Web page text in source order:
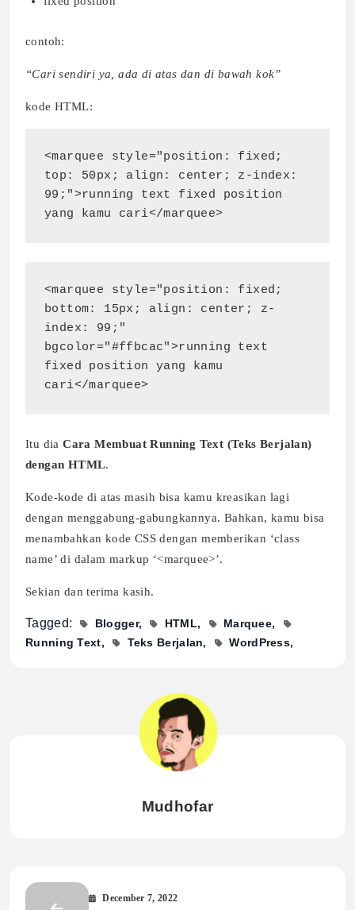
contoh:
“Cari sendiri ya, ada di atas dan di bawah kok”
kode HTML:
<marquee style="position: fixed;
top: 50px; align: center; z-index:
99;">running text fixed position
yang kamu cari</marquee>
<marquee style="position: fixed;
bottom: 15px; align: center; z-
index: 99;"
bgcolor="#ffbcac">running text
fixed position yang kamu
cari</marquee>
Itu diaCara Membuat Running Text (Teks Berjalan)
dengan HTML.
Kode-kode di atas masih bisa kamu kreasikan lagi
dengan menggabung-gabungkannya. Bahkan, kamu bisa
menambahkan kode CSS dengan memberikan ‘class
name’ di dalam markup ‘<marquee>’.
Sekian dan terima kasih.
Tagged: Blogger HTML
Marquee
Running Text
Teks Berjalan WordPress
Mudhofar
December 7, 2022